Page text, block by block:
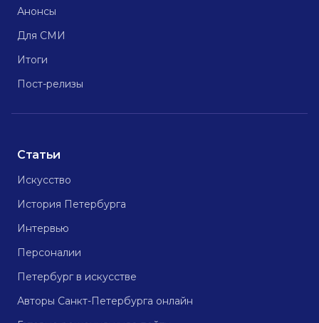
Анонсы
Для СМИ
Итоги
Пост-релизы
Статьи
Искусство
История Петербурга
Интервью
Персоналии
Петербург в искусстве
Авторы Санкт-Петербурга онлайн